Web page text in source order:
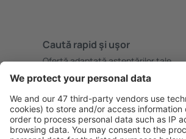
Caută rapid şi uşor
Ofertă adaptată aşteptărilor tale.
Planifică ȋn siguranţă
Rezervare fără griji cu opțiune